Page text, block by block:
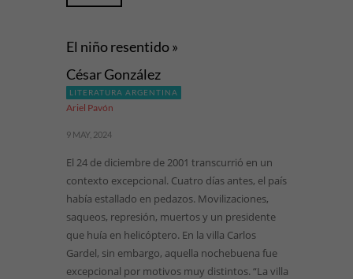
El niño resentido »
César González
LITERATURA ARGENTINA
Ariel Pavón
9 MAY, 2024
El 24 de diciembre de 2001 transcurrió en un
contexto excepcional. Cuatro días antes, el país
había estallado en pedazos. Movilizaciones,
saqueos, represión, muertos y un presidente
que huía en helicóptero. En la villa Carlos
Gardel, sin embargo, aquella nochebuena fue
excepcional por motivos muy distintos. “La villa